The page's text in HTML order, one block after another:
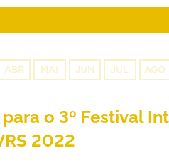
ABR MAI JUN JUL AGO
o 3º Festival
2022